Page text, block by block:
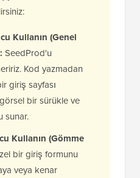
Kullanın (Genel
SeedProd'u
Kod yazmadan
giriş sayfası
bir sürükle ve
sunar.
Kullanın (Gömme
bir giriş formunu
veya kenar